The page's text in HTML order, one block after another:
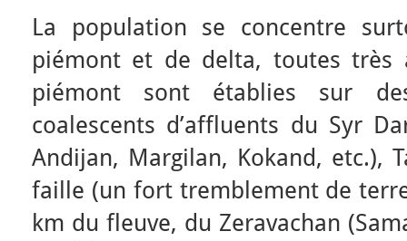
La population se concentre
piémont et de delta, toutes très
piémont sont établies sur
coalescents d’affluents du Syr
Andijan, Margilan, Kokand, etc.),
faille (un fort tremblement de
km du fleuve, du Zeravachan